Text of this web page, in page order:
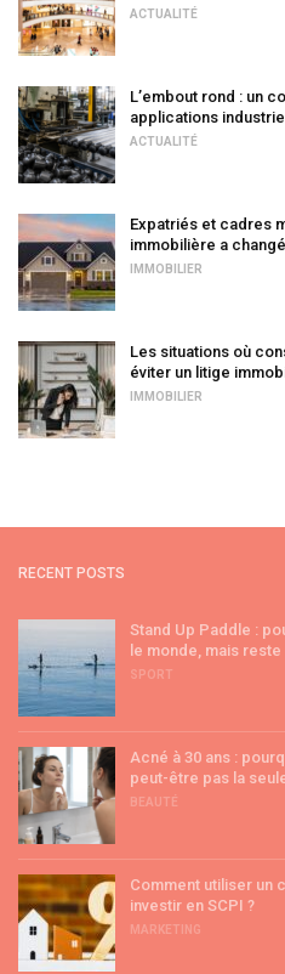
ACTUALITÉ
L’embout rond : un
applications
ACTUALITÉ
Expatriés et cadres
immobilière a
IMMOBILIER
Les situations où
éviter un litige
IMMOBILIER
RECENT POSTS
Stand Up Paddle :
le monde, mais
SPORT
Acné à 30 ans :
peut-être pas la
BEAUTÉ
Comment utiliser un
investir en SCPI ?
MARKETING